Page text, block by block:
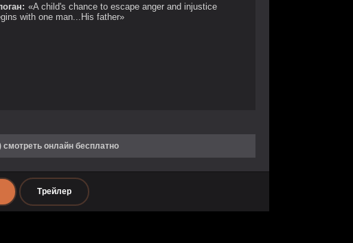
«A child's chance to escape anger and injustice
with one man...His father»
онлайн бесплатно
Трейлер